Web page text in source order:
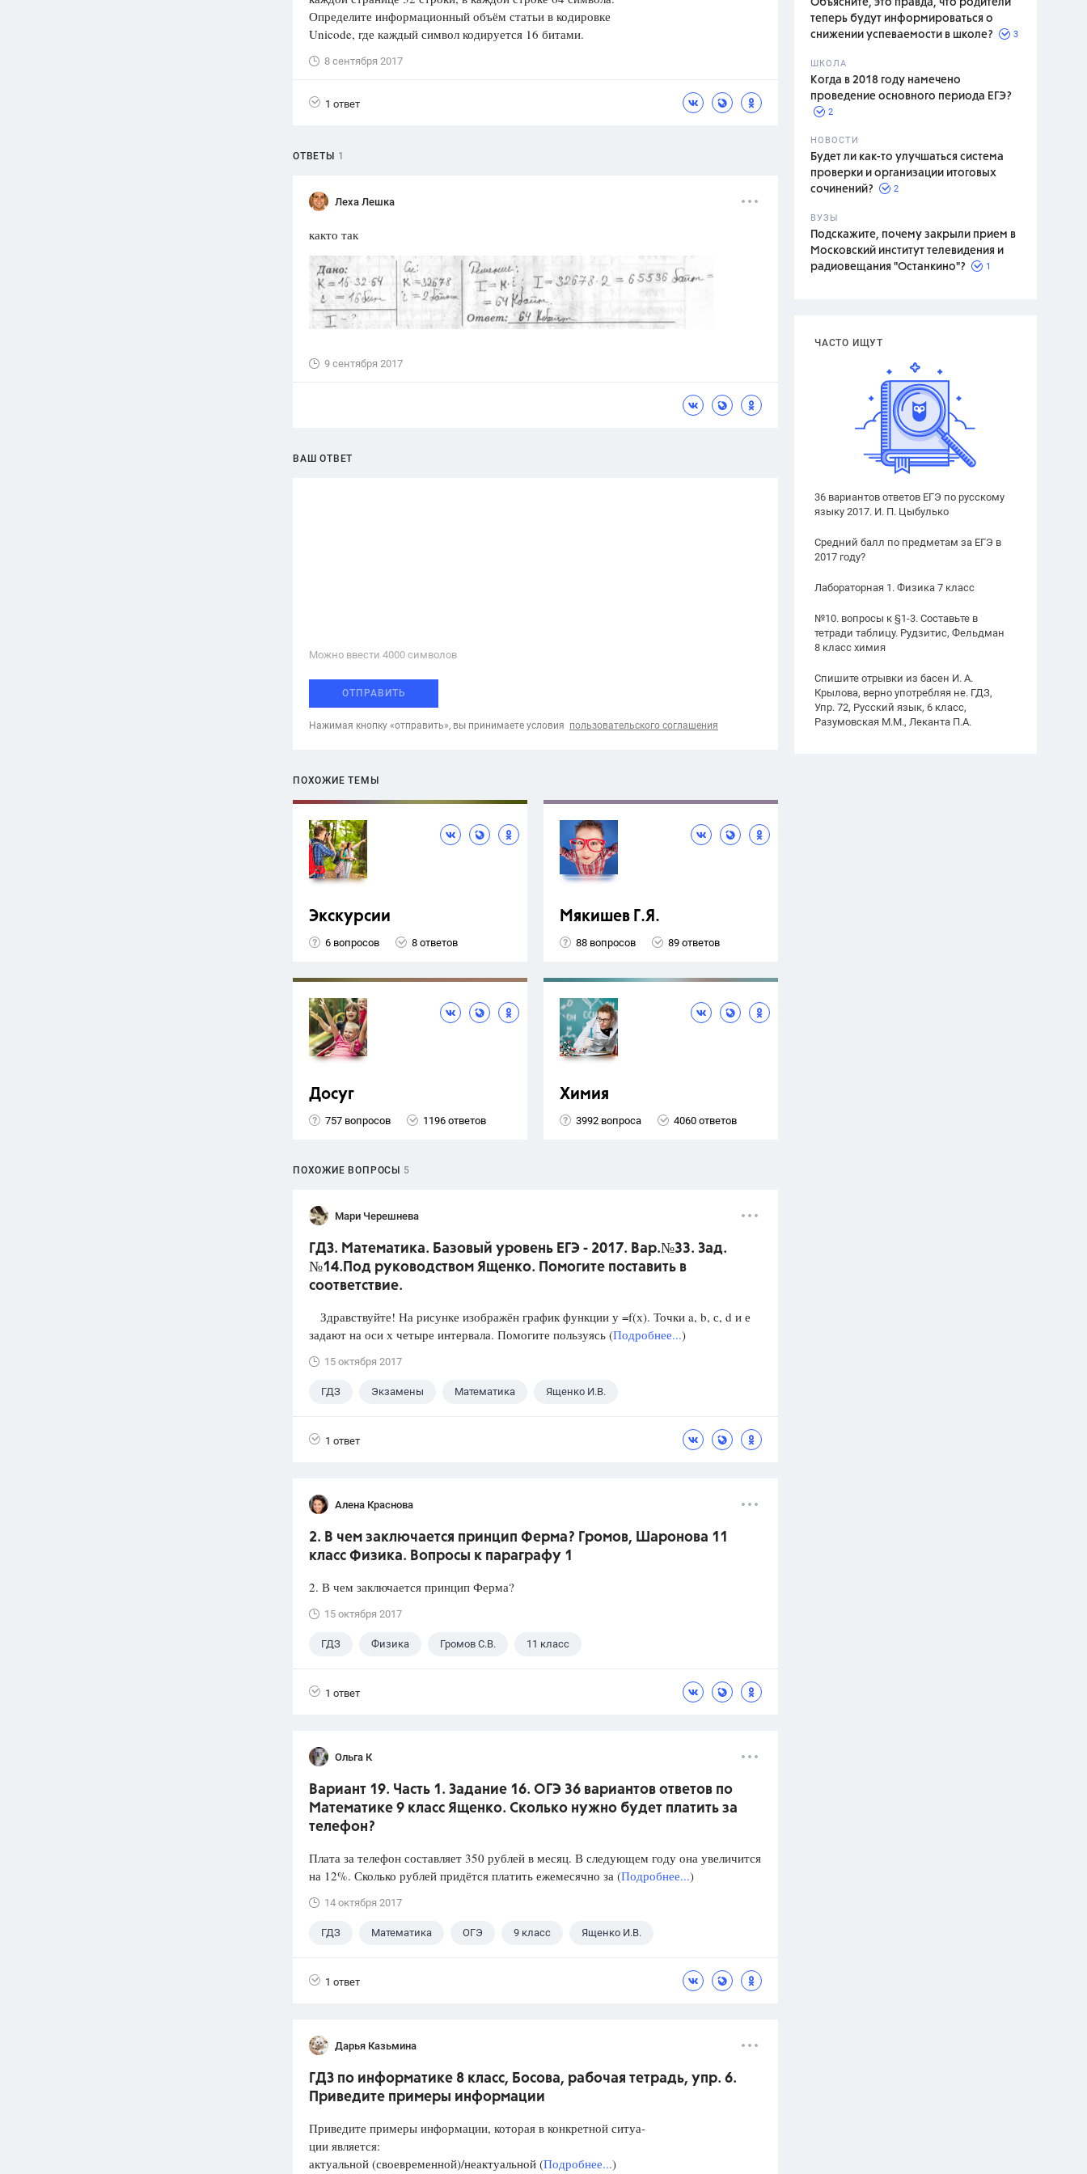
1752 ответа
ГИА
Цветков Л. А.
Объясните, это правда, что родители
теперь будут информироваться о
снижении успеваемости в школе?
3
ШКОЛА
Когда в 2018 году намечено
проведение основного периода ЕГЭ?
2
НОВОСТИ
Будет ли как-то улучшаться система
проверки и организации итоговых
сочинений?
2
ВУЗЫ
Подскажите, почему закрыли прием в
Московский институт телевидения и
радиовещания "Останкино"?
1
ЧАСТО ИЩУТ
36 вариантов ответов ЕГЭ по русскому
языку 2017. И. П. Цыбулько
Средний балл по предметам за ЕГЭ в
2017 году?
Лабораторная 1. Физика 7 класс
№10. вопросы к §1-3. Составьте в
тетради таблицу. Рудзитис, Фельдман
8 класс химия
Спишите отрывки из басен И. А.
Крылова, верно употребляя не. ГДЗ,
Упр. 72, Русский язык, 6 класс,
Разумовская М.М., Леканта П.А.
Определите информационный объём статьи в кодировке
Unicode, где каждый символ кодируется 16 битами.
8 сентября 2017
1 ответ
ОТВЕТЫ 1
Леха Лешка
както так
9 сентября 2017
ВАШ ОТВЕТ
Можно ввести 4000 cимволов
ОТПРАВИТЬ
Нажимая кнопку «отправить», вы принимаете условия пользовательского соглашения
ПОХОЖИЕ ТЕМЫ
Экскурсии
6 вопросов 8 ответов
Мякишев Г.Я.
88 вопросов 89 ответов
Досуг
757 вопросов 1196 ответов
Химия
3992 вопроса 4060 ответов
ПОХОЖИЕ ВОПРОСЫ 5
Мари Черешнева
ГДЗ. Математика. Базовый уровень ЕГЭ - 2017. Вар.№33. Зад.
№14.Под руководством Ященко. Помогите поставить в
соответствие.
Здравствуйте! На рисунке изображён график функции у =f(х). Точки a, b, с, d и е
задают на оси х четыре интервала. Помогите пользуясь (Подробнее...)
15 октября 2017
ГДЗ Экзамены Математика Ященко И.В.
1 ответ
Алена Краснова
2. В чем заключается принцип Ферма? Громов, Шаронова 11
класс Физика. Вопросы к параграфу 1
2. В чем заключается принцип Ферма?
15 октября 2017
ГДЗ Физика Громов С.В. 11 класс
1 ответ
Ольга К
Вариант 19. Часть 1. Задание 16. ОГЭ 36 вариантов ответов по
Математике 9 класс Ященко. Сколько нужно будет платить за
телефон?
Плата за телефон составляет 350 рублей в месяц. В следующем году она увеличится
на 12%. Сколько рублей придётся платить ежемесячно за (Подробнее...)
14 октября 2017
ГДЗ Математика ОГЭ 9 класс Ященко И.В.
1 ответ
Дарья Казьмина
ГДЗ по информатике 8 класс, Босова, рабочая тетрадь, упр. 6.
Приведите примеры информации
Приведите примеры информации, которая в конкретной ситуа-
ции является:
актуальной (своевременной)/неактуальной (Подробнее...)